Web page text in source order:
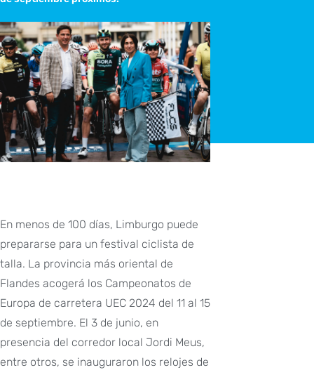
En menos de 100 días, Limburgo puede
prepararse para un festival ciclista de
talla. La provincia más oriental de
Flandes acogerá los Campeonatos de
Europa de carretera UEC 2024 del 11 al 15
de septiembre. El 3 de junio, en
presencia del corredor local Jordi Meus,
entre otros, se inauguraron los relojes de